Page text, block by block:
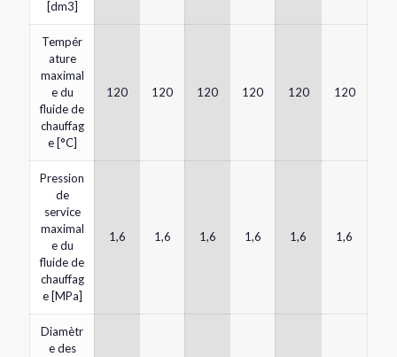
[dm3]
Tempér
ature
maximal
e du
fluide de
chauffag
e [°C]
120 120 120 120 120 120
Pression
de
service
maximal
e du
fluide de
chauffag
e [MPa]
1,6 1,6 1,6 1,6 1,6 1,6
Diamètr
e des